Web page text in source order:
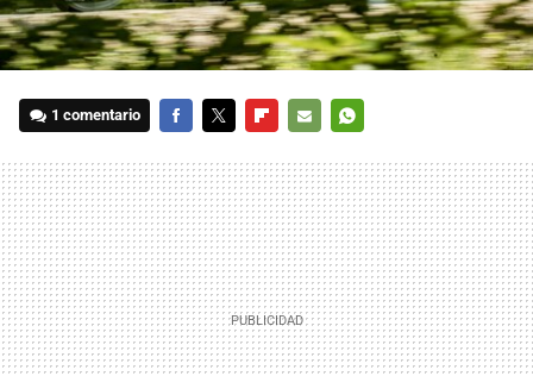
1 comentario
MAIL